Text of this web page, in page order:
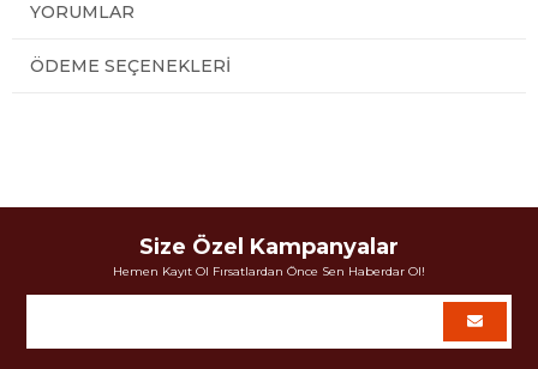
YORUMLAR
ÖDEME SEÇENEKLERI
Size Özel Kampanyalar
Hemen Kayıt Ol Fırsatlardan Önce Sen Haberdar Ol!